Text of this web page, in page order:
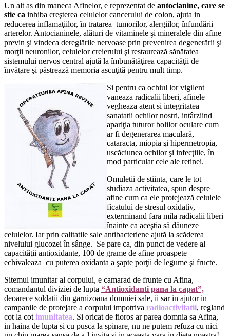
Un alt as din maneca Afinelor, e reprezentat de antocianine, care se
stie ca inhiba creşterea celulelor cancerului de colon, ajuta in
reducerea inflamaţiilor, în tratarea tumorilor, alergiilor, înfundării
arterelor. Antocianinele, alături de vitaminele şi mineralele din afine
previn şi vindeca dereglările nervoase prin prevenirea degenerării şi
morţii neuronilor, celulelor creierului şi restaurează sănătatea
sistemului nervos central ajută la îmbunătăţirea capacităţii de
învăţare şi păstrează memoria ascuţită pentru mult timp.
Si pentru ca ochiul lor vigilent
vaneaza radicalii liberi, afinele
vegheaza atent si integritatea
sanatatii ochilor nostri, intârziind
apariţia tuturor bolilor oculare cum
ar fi degenerarea maculară,
cataracta, miopia şi hipermetropia,
uscăciunea ochilor şi infecţiile, în
mod particular cele ale retinei.
Omuletii de stiinta, care le tot
studiaza activitatea, spun despre
afine cum ca ele protejează celulele
ficatului de stresul oxidativ,
exterminand fara mila radicalii liberi
înainte ca aceştia să dăuneze
celulelor. Iar prin calitatile sale antibacteriene ajută la scăderea
nivelului glucozei în sânge. Se pare ca, din punct de vedere al
capacităţii antioxidante, 100 de grame de afine proaspete
echivaleaza cu puterea oxidanta a şapte porţii de legume şi fructe.
Sitemul imunitar al corpului, e camarad de frunte cu Afina,
comandantul diviziei de lupta “Antioxidanti pana la capat”,
deoarece soldatii din garnizoana domniei sale, ii sar in ajutor in
campanile de protejare a corpului impotriva radioactivitatii, regland
cot la cot imunitatea. Si oricat de fioros ar parea domnia sa Afina,
in haina de lupta si cu pusca la spinare, nu ne putem refuza cu nici